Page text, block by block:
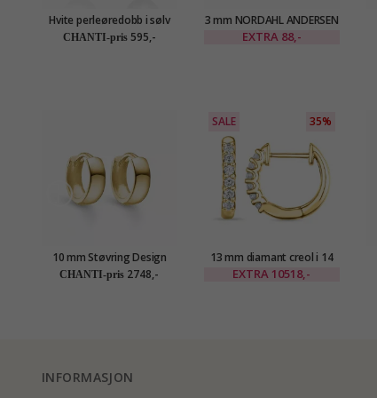
Hvite perleøredobb i sølv
CHANTI-pris 595,-
3 mm NORDAHL ANDERSEN
kule øredobber i forgylt
EXTRA 88,-
10 mm Støvring Design
creol i 8 karat
CHANTI-pris 2748,-
SALE 35%
13 mm diamant creol i 14
karat gull med diamant
EXTRA 10518,-
INFORMASJON